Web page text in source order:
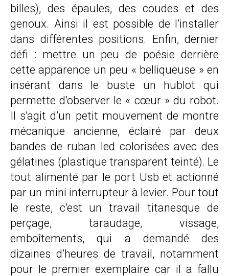
billes), des épaules, des coudes et des
genoux. Ainsi il est possible de l’installer
dans différentes positions. Enfin, dernier
défi : mettre un peu de poésie derrière
cette apparence un peu « belliqueuse » en
insérant dans le buste un hublot qui
permette d’observer le « cœur » du robot.
Il s’agit d’un petit mouvement de montre
mécanique ancienne, éclairé par deux
bandes de ruban led colorisées avec des
gélatines (plastique transparent teinté). Le
tout alimenté par le port Usb et actionné
par un mini interrupteur à levier. Pour tout
le reste, c’est un travail titanesque de
perçage, taraudage, vissage,
emboîtements, qui a demandé des
dizaines d’heures de travail, notamment
pour le premier exemplaire car il a fallu